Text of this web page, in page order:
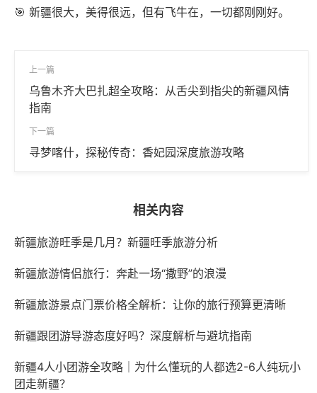
🎯 新疆很大，美得很远，但有飞牛在，一切都刚刚好。
上一篇
乌鲁木齐大巴扎超全攻略：从舌尖到指尖的新疆风情
指南
下一篇
寻梦喀什，探秘传奇：香妃园深度旅游攻略
相关内容
新疆旅游旺季是几月？新疆旺季旅游分析
新疆旅游情侣旅行：奔赴一场“撒野”的浪漫
新疆旅游景点门票价格全解析：让你的旅行预算更清晰
新疆跟团游导游态度好吗？深度解析与避坑指南
新疆4人小团游全攻略｜为什么懂玩的人都选2-6人纯玩小
团走新疆？